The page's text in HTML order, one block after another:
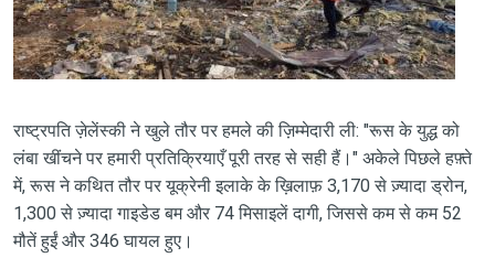
राष्ट्रपति ज़ेलेंस्की ने खुले तौर पर हमले की ज़िम्मेदारी ली: "रूस के युद्ध को
लंबा खींचने पर हमारी प्रतिक्रियाएँ पूरी तरह से सही हैं।" अकेले पिछले हफ़्ते
में, रूस ने कथित तौर पर यूक्रेनी इलाके के ख़िलाफ़ 3,170 से ज़्यादा ड्रोन,
1,300 से ज़्यादा गाइडेड बम और 74 मिसाइलें दागी, जिससे कम से कम 52
मौतें हुईं और 346 घायल हुए।